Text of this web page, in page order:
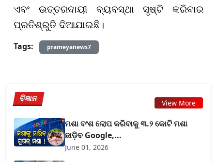
ଏବଂ ଉତ୍ତରଦାୟୀ ବ୍ୟବସ୍ଥା ସୃଷ୍ଟି କରିବାର
ପ୍ରତିଶ୍ରୁତି ଦିଆଯାଇଛି।
Tags:
prameyanews7
ବିଜ୍ଞାନ View More
ମଶା ବଂଶ ଲୋପ କରିବାକୁ ୩.୨ କୋଟି ମଶା
ଛାଡ଼ିବ Google,...
June 01, 2026